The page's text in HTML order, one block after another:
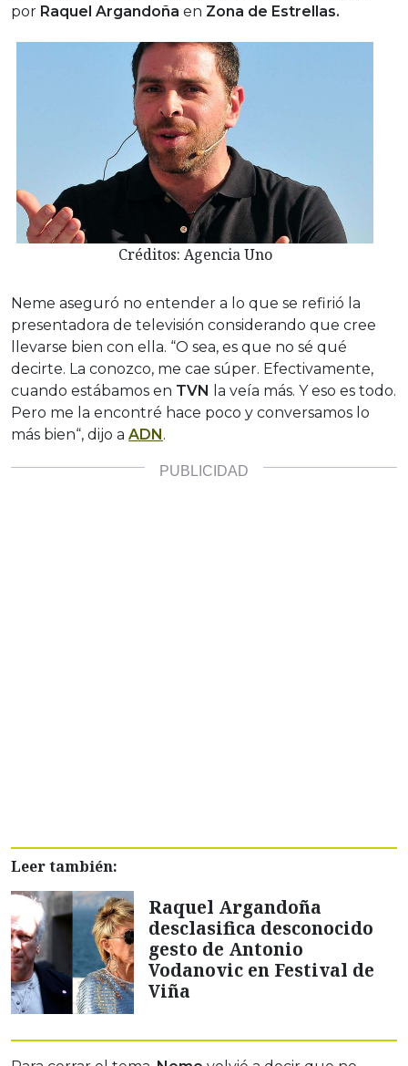
por Raquel Argandoña en Zona de Estrellas.
Créditos: Agencia Uno
Neme aseguró no entender a lo que se refirió la
presentadora de televisión considerando que cree
llevarse bien con ella. “O sea, es que no sé qué
decirte. La conozco, me cae súper. Efectivamente,
cuando estábamos en TVN la veía más. Y eso es todo.
Pero me la encontré hace poco y conversamos lo
más bien“, dijo a ADN.
Leer también:
Raquel Argandoña
desclasifica desconocido
gesto de Antonio
Vodanovic en Festival de
Viña